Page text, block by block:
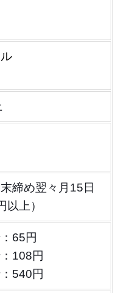
締め翌々月15日
上）
65円
108円
540円